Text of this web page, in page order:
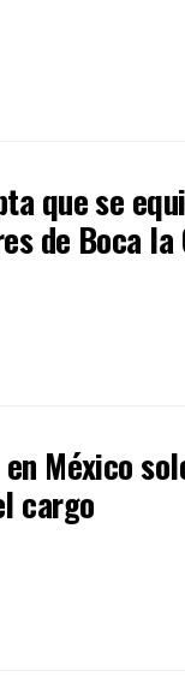
que se
de Boca la
México
cargo